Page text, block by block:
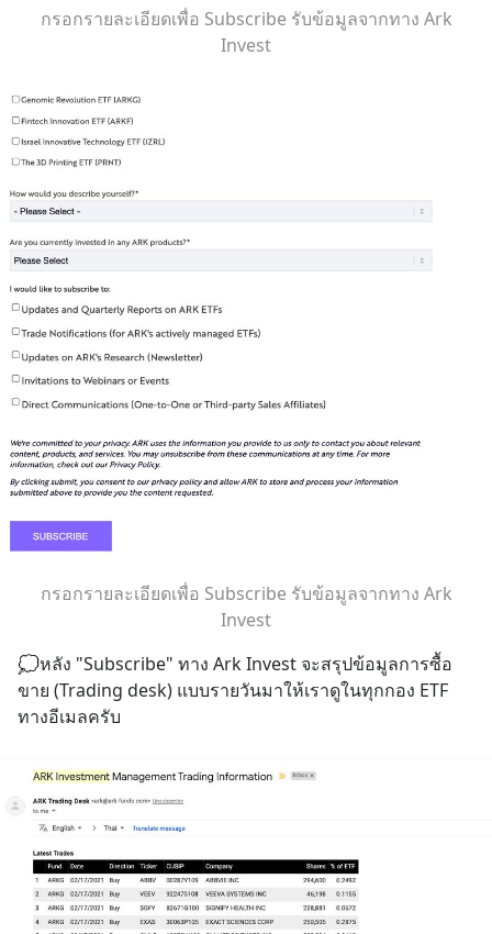
กรอกรายละเอียดเพื่อ Subscribe รับข้อมูลจากทาง Ark
Invest
กรอกรายละเอียดเพื่อ Subscribe รับข้อมูลจากทาง Ark
Invest
💭หลัง "Subscribe" ทาง ​Ark Invest จะสรุปข้อมูลการซื้อ
ขาย (Trading desk) แบบรายวันมาให้เราดูในทุกกอง ETF
ทางอีเมลครับ